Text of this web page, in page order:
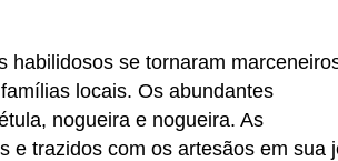
habilidosos se tornaram
locais. Os abundantes
nogueira e nogueira. As
trazidos com os artesãos em sua